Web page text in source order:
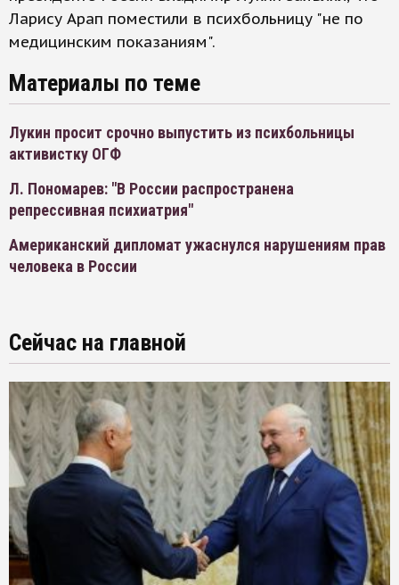
Ларису Арап поместили в психбольницу "не по
медицинским показаниям".
Материалы по теме
Лукин просит срочно выпустить из психбольницы
активистку ОГФ
Л. Пономарев: "В России распространена
репрессивная психиатрия"
Американский дипломат ужаснулся нарушениям прав
человека в России
Сейчас на главной